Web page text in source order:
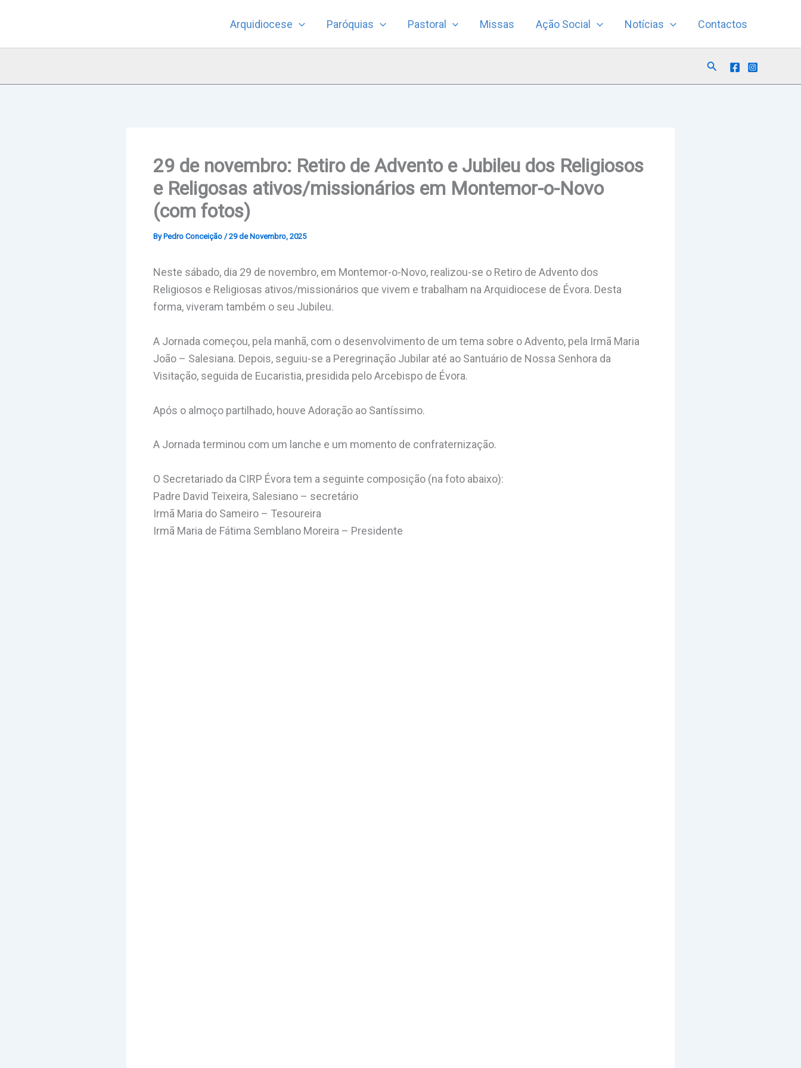
Arquidiocese Paróquias Pastoral Missas Ação Social Notícias Contactos
Search
29 de novembro: Retiro de Advento e Jubileu dos Religiosos
e Religosas ativos/missionários em Montemor-o-Novo
(com fotos)
By Pedro Conceição /29 de Novembro, 2025
Neste sábado, dia 29 de novembro, em Montemor-o-Novo, realizou-se o Retiro de Advento dos
Religiosos e Religiosas ativos/missionários que vivem e trabalham na Arquidiocese de Évora. Desta
forma, viveram também o seu Jubileu.
A Jornada começou, pela manhã, com o desenvolvimento de um tema sobre o Advento, pela Irmã Maria
João – Salesiana. Depois, seguiu-se a Peregrinação Jubilar até ao Santuário de Nossa Senhora da
Visitação, seguida de Eucaristia, presidida pelo Arcebispo de Évora.
Após o almoço partilhado, houve Adoração ao Santíssimo.
A Jornada terminou com um lanche e um momento de confraternização.
O Secretariado da CIRP Évora tem a seguinte composição (na foto abaixo):
Padre David Teixeira, Salesiano – secretário
Irmã Maria do Sameiro – Tesoureira
Irmã Maria de Fátima Semblano Moreira – Presidente